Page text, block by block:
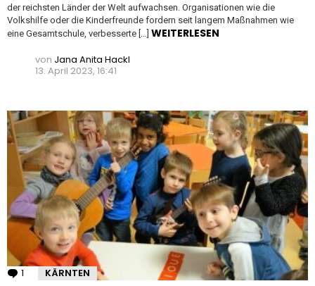
der reichsten Länder der Welt aufwachsen. Organisationen wie die
Volkshilfe oder die Kinderfreunde fordern seit langem Maßnahmen wie
eine Gesamtschule, verbesserte […] WEITERLESEN
von Jana Anita Hackl
13. April 2023, 16:41
1 Kommentar
KÄRNTEN